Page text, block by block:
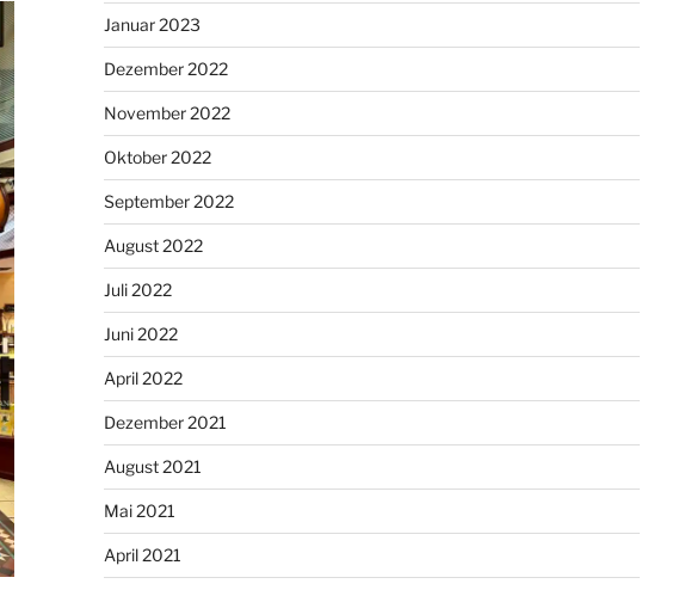
Januar 2023
Dezember 2022
November 2022
Oktober 2022
September 2022
August 2022
Juli 2022
Juni 2022
April 2022
Dezember 2021
August 2021
Mai 2021
April 2021